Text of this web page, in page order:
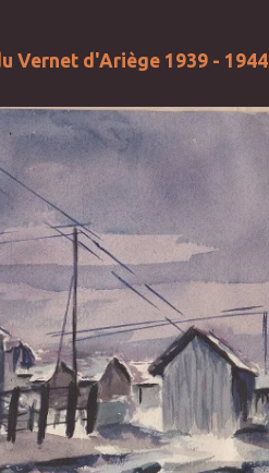
Vernet d'Ariège 1939 - 1944